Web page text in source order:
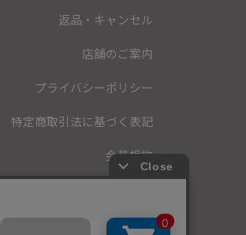
返品・キャンセル
店舗のご案内
プライバシーポリシー
特定商取引法に基づく表記
会員規約